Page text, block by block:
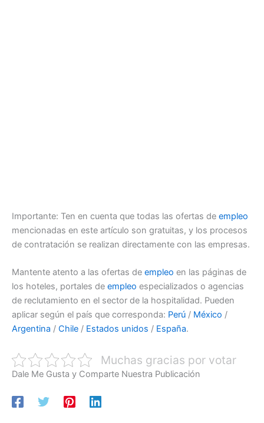
Importante: Ten en cuenta que todas las ofertas de empleo
mencionadas en este artículo son gratuitas, y los procesos
de contratación se realizan directamente con las empresas.
Mantente atento a las ofertas de empleo en las páginas de
los hoteles, portales de empleo especializados o agencias
de reclutamiento en el sector de la hospitalidad. Pueden
aplicar según el país que corresponda: Perú / México /
Argentina / Chile / Estados unidos / España.
Muchas gracias por votar
Dale Me Gusta y Comparte Nuestra Publicación